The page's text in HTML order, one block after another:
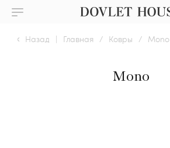
Назад | Главная / Ковры / Mono
Mono